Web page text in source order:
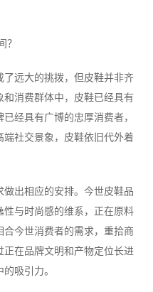
远大的挑拨，但皮鞋并非齐
消费群体中，皮鞋已经具有
经具有广博的忠厚消费者，
社交景象，皮鞋依旧代外着
出相应的安排。今世皮鞋品
与时尚感的维系，正在原料
今世消费者的需求，重拾商
在品牌文明和产物定位长进
吸引力。